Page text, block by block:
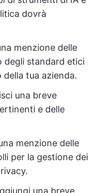
dovrà
menzione delle
degli standard etici
della tua azienda.
una breve
e delle
menzione delle
per la gestione dei
una breve